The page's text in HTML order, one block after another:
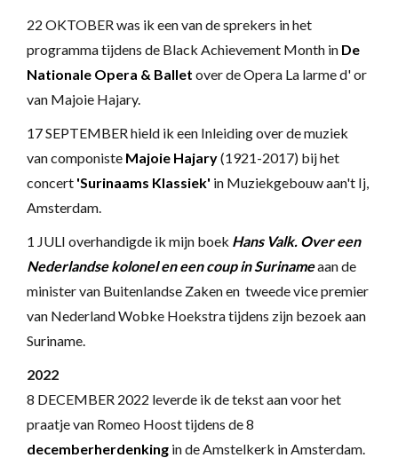
22 OKTOBER was ik een van de sprekers in het
programma tijdens de Black Achievement Month in De
Nationale Opera & Ballet over de Opera La larme d' or
van Majoie Hajary.
17 SEPTEMBER hield ik een Inleiding over de muziek
van componiste Majoie Hajary(1921-2017) bij het
concert 'Surinaams Klassiek' in Muziekgebouw aan't Ij,
Amsterdam.
1 JULI overhandigde ik mijn boek Hans Valk. Over een
Nederlandse kolonel en een coup in Surinameaan de
minister van Buitenlandse Zaken en tweede vice premier
van Nederland Wobke Hoekstra tijdens zijn bezoek aan
Suriname.
2022
8 DECEMBER 2022 leverde ik de tekst aan voor het
praatje van Romeo Hoost tijdens de 8
decemberherdenking in de Amstelkerk in Amsterdam.